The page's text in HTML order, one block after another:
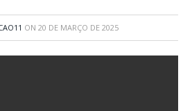
ON 20 DE MARÇO DE 2025